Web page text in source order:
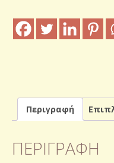
Περιγραφή
ΠΕΡΙΓΡΑΦΉ